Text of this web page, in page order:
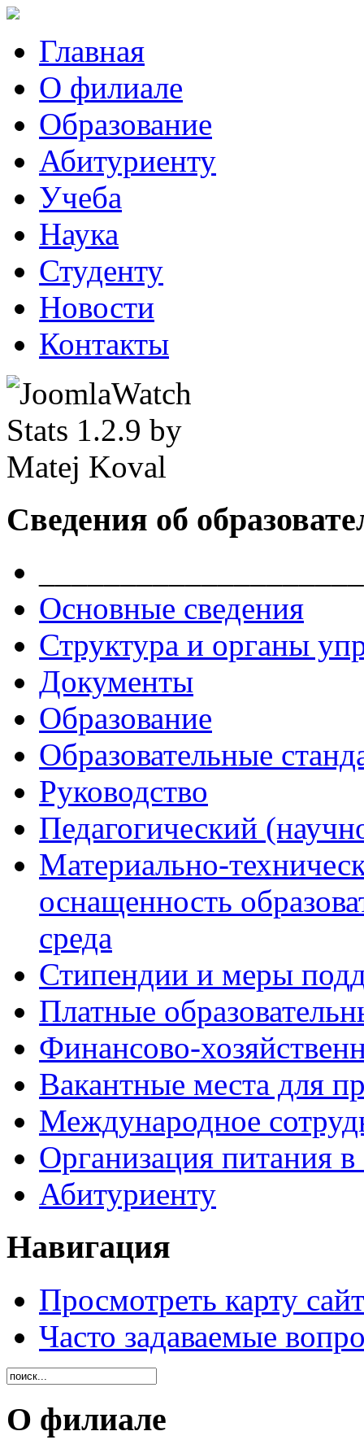
Главная
О филиале
Образование
Абитуриенту
Учеба
Наука
Студенту
Новости
Контакты
Сведения об
Основные сведения
Структура и органы
Документы
Образование
Образовательные
Руководство
Педагогический
Материально-
оснащенность
среда
Стипендии и меры
Платные
Финансово-
Вакантные места для
Международное
Организация питания в
Абитуриенту
Навигация
Просмотреть карту
Часто задаваемые
О филиале